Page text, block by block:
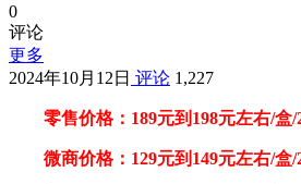
0
评论
更多
2024年10月12日 评论 1,227
零售价格：189元到198元左右/盒/
微商价格：129元到149元左右/